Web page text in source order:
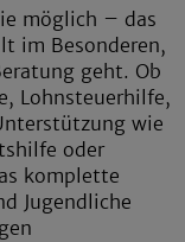
möglich – das
im Besonderen,
geht. Ob
Lohnsteuerhilfe,
wie
oder
komplette
Jugendliche